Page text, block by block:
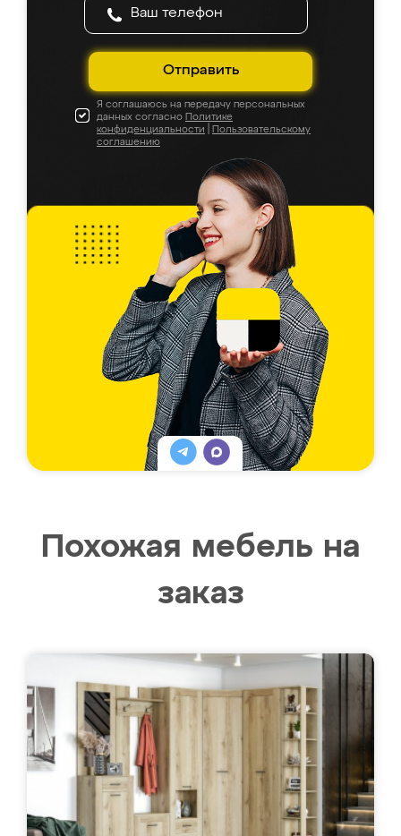
Отправить
Я соглашаюсь на передачу персональных
данных согласно Политике
конфиденциальности
Пользовательскому
соглашению
Похожая мебель на
заказ